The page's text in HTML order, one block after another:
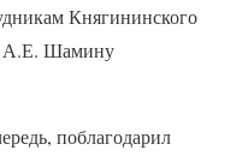
Княгининского
А.Е. Шамину
поблагодарил